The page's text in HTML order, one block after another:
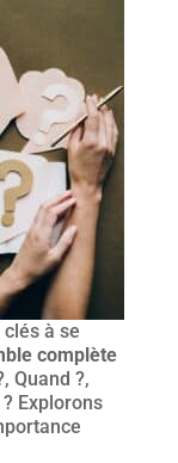
à se
complète
Quand ?,
Explorons